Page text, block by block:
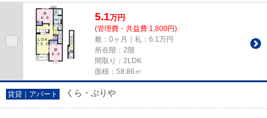
ながるモニター付きインター...
5.1万円
(管理費・共益費 1,800円)
敷：0ヶ月｜礼：6.1万円
所在階：2階
間取り：2LDK
面積：58.86㎡
賃貸｜アパート くら・ぷりや